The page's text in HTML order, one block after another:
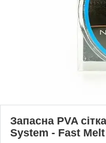
Запасна PVA
System - Fast